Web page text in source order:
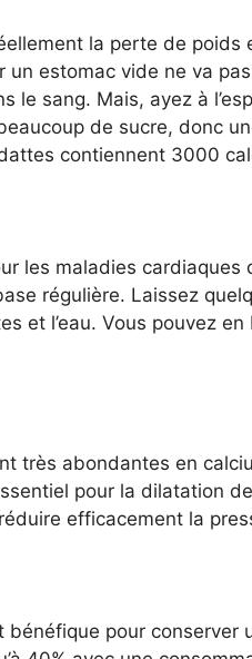
la perte de poids
estomac vide ne va
sang. Mais, ayez à
de sucre, donc
contiennent 3000
les maladies cardiaques
régulière. Laissez
et l’eau. Vous pouvez
très abondantes en
pour la dilatation
efficacement la
pour conserver